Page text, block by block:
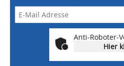
Anti-Roboter-
Hier